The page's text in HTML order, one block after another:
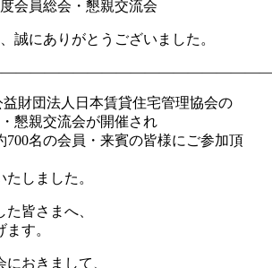
総会・懇親交流会
誠にありがとうございました。
財団法人日本賃貸住宅管理協会の
懇親交流会が開催され
700名の会員・来賓の皆様にご参加頂
しました。
皆さまへ、
す。
おきまして、